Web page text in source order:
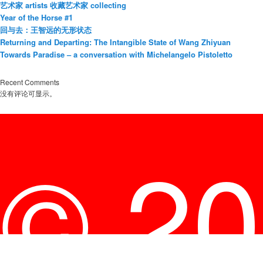
艺术家 artists 收藏艺术家 collecting
Year of the Horse #1
回与去：王智远的无形状态
Returning and Departing: The Intangible State of Wang Zhiyuan
Towards Paradise – a conversation with Michelangelo Pistoletto
Recent Comments
没有评论可显示。
©